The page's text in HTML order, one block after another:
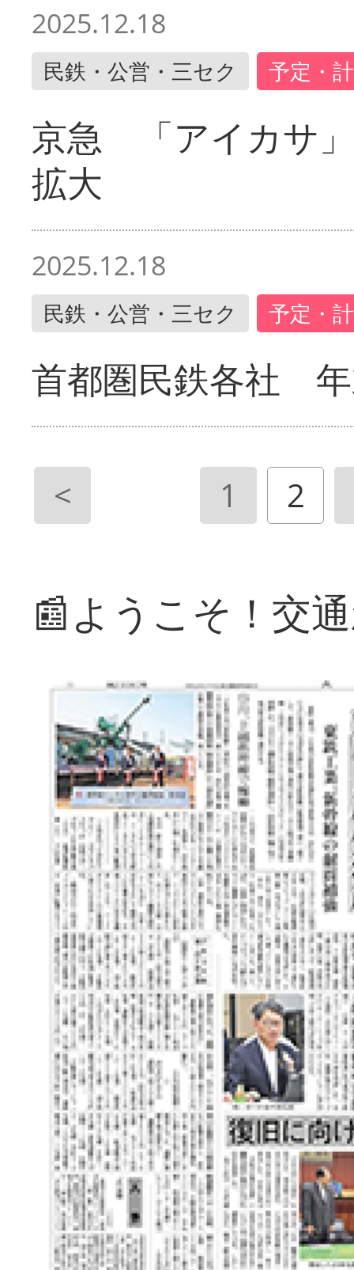
2025.12.18
民鉄・公営・三セク 予定・
京急 「アイカサ
拡大
2025.12.18
民鉄・公営・三セク 予定・
首都圏民鉄各社
< 1 2
📰ようこそ！交